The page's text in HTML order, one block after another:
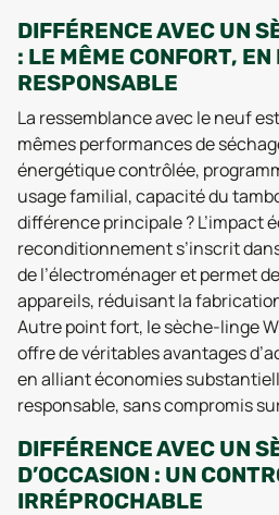
DIFFÉRENCE AVEC UN
: LE MÊME CONFORT,
RESPONSABLE
La ressemblance avec le neuf
mêmes performances de
énergétique contrôlée,
usage familial, capacité du
différence principale ? L’impact
reconditionnement s’inscrit
de l’électroménager et permet
appareils, réduisant la
Autre point fort, le sèche-linge
offre de véritables avantages
en alliant économies
responsable, sans compromis
DIFFÉRENCE AVEC UN
D’OCCASION : UN
IRRÉPROCHABLE